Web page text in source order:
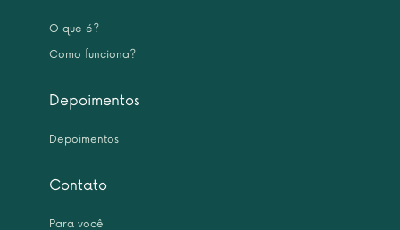
O que é?
Como funciona?
Depoimentos
Depoimentos
Contato
Para você